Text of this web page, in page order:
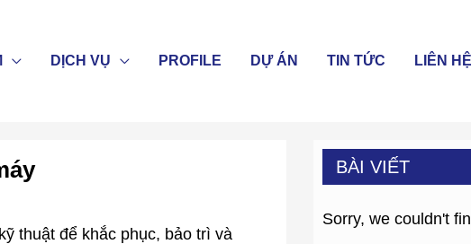
DỊCH VỤ PROFILE DỰ ÁN TIN TỨC LIÊN HỆ
thuật để khắc phục, bảo trì và
BÀI VIẾT
Sorry, we couldn't